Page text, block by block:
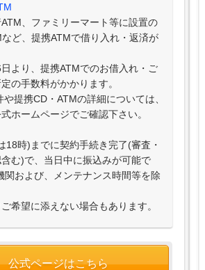
、ファミリーマート等に設置の
ど、提携ATMで借り入れ・返済が
より、提携ATMでのお借入れ・ご
の手数料がかかります。
提携CD・ATMの詳細については、
ホームページでご確認下さい。
時)までに契約手続き完了(審査・
む)で、当日中に振込みが可能で
関および、メンテナンス時間等を除
希望に添えない場合もあります。
公式ページはこちら